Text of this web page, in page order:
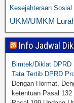
Kesejahteraan
UKM/UMKM
Info Jadwal
Bimtek/Diklat
Tata Tertib DPRD
Dengan Hormat,
ketentuan Pasal